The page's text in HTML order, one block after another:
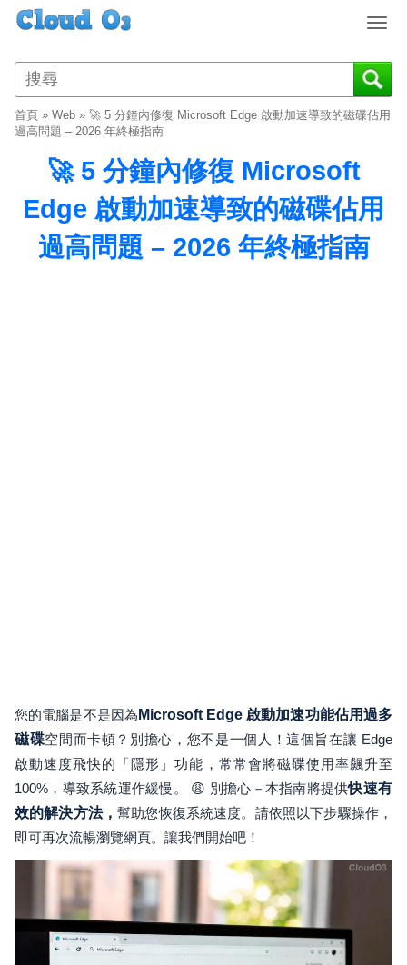
T
g
g
e
i
g
首頁 » Web » 🚀 5 分鐘內修復 Microsoft Edge 啟動加速導致的磁碟佔用
過高問題 – 2026 年終極指南
🚀 5 分鐘內修復 Microsoft
Edge 啟動加速導致的磁碟佔用
過高問題 – 2026 年終極指南
您的電腦是不是因為 Microsoft Edge 啟動加速功能佔用過多
磁碟空間而卡頓？別擔心，您不是一個人！這個旨在讓 Edge
啟動速度飛快的「隱形」功能，常常會將磁碟使用率飆升至
100%，導致系統運作緩慢。 😩 別擔心－本指南將提供快速有
效的解決方法，幫助您恢復系統速度。請依照以下步驟操作，
即可再次流暢瀏覽網頁。讓我們開始吧！